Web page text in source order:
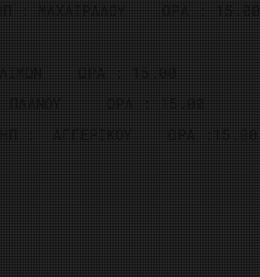
: ΜΑΧΑΙΡΑΔΟΥ ΩΡΑ : 15.00
ΩΡΑ : 15.00
ΩΡΑ : 15.00
ΑΓΓΕΡΙΚΟΥ ΩΡΑ :15.00